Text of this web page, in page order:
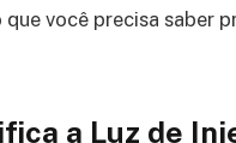
você precisa saber
a Luz de